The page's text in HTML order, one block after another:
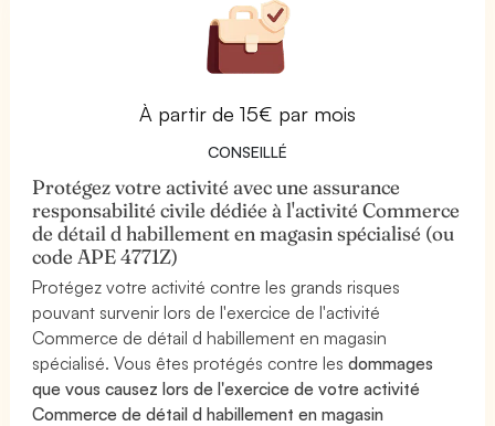
À partir de 15€ par mois
CONSEILLÉ
Protégez votre activité avec une assurance
responsabilité civile dédiée à l'activité Commerce
de détail d habillement en magasin spécialisé (ou
code APE 4771Z)
Protégez votre activité contre les grands risques
pouvant survenir lors de l'exercice de l'activité
Commerce de détail d habillement en magasin
spécialisé. Vous êtes protégés contre lesdommages
que vous causez lors de l'exercice de votre activité
Commerce de détail d habillement en magasin